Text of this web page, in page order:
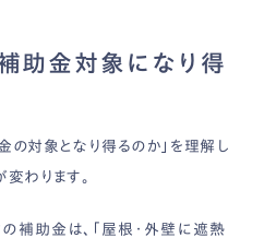
助金対象になり得
の対象となり得るのか」を理解し
わります。
補助金は、「屋根・外壁に遮熱